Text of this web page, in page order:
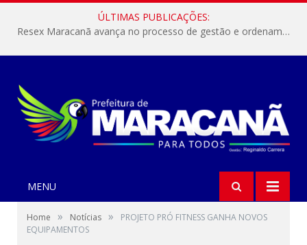
ÚLTIMAS PUBLICAÇÕES:
Resex Maracanã avança no processo de gestão e ordenamento do turismo em nossas áreas protegidas.
MENU
Home » Notícias »
PROJETO PRÓ FITNESS GANHA NOVOS
EQUIPAMENTOS